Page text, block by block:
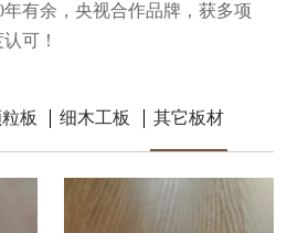
有余，央视合作品牌，获多项
可！
板 细木工板 其它板材